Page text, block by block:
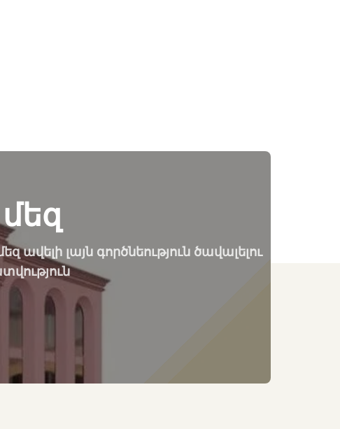
լայն գործնեություն ծավալելու